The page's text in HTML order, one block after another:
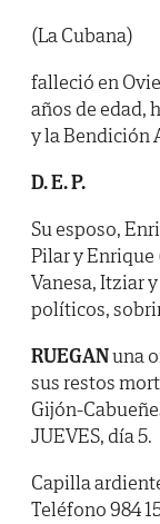
(La Cubana)
falleció en
años de edad,
y la Bendición
D. E. P.
Su esposo,
Pilar y Enrique
Vanesa, Itziar
políticos,
RUEGANuna
sus restos
Gijón-
JUEVES, día 5.
Capilla
Teléfono 984